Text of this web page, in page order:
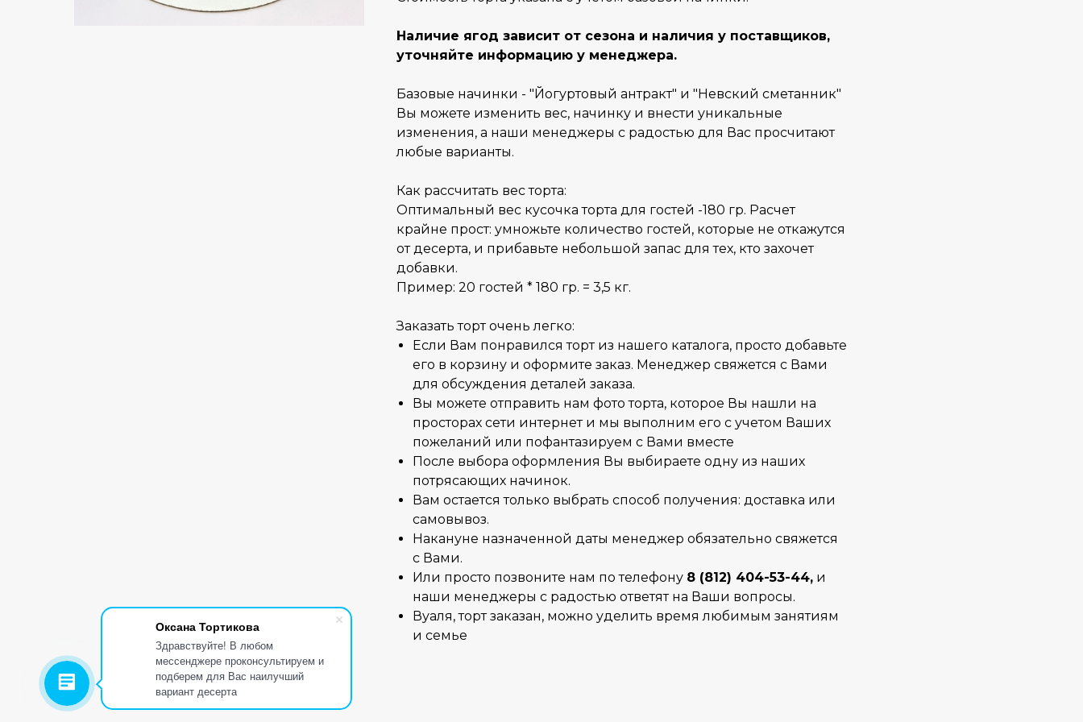
Оксана Тортикова
Здравствуйте! В любом
мессенджере проконсультируем и
подберем для Вас наилучший
вариант десерта
Наличие ягод зависит от сезона и наличия у поставщиков,
уточняйте информацию у менеджера.
Базовые начинки - "Йогуртовый антракт" и "Невский сметанник"
Вы можете изменить вес, начинку и внести уникальные
изменения, а наши менеджеры с радостью для Вас просчитают
любые варианты.
Как рассчитать вес торта:
Оптимальный вес кусочка торта для гостей -180 гр. Расчет
крайне прост: умножьте количество гостей, которые не откажутся
от десерта, и прибавьте небольшой запас для тех, кто захочет
добавки.
Пример: 20 гостей * 180 гр. = 3,5 кг.
Заказать торт очень легко:
Если Вам понравился торт из нашего каталога, просто добавьте
его в корзину и оформите заказ. Менеджер свяжется с Вами
для обсуждения деталей заказа.
Вы можете отправить нам фото торта, которое Вы нашли на
просторах сети интернет и мы выполним его с учетом Ваших
пожеланий или пофантазируем с Вами вместе
После выбора оформления Вы выбираете одну из наших
потрясающих начинок.
Вам остается только выбрать способ получения: доставка или
самовывоз.
Накануне назначенной даты менеджер обязательно свяжется
с Вами.
Или просто позвоните нам по телефону 8 (812) 404-53-44, и
наши менеджеры с радостью ответят на Ваши вопросы.
Вуаля, торт заказан, можно уделить время любимым занятиям
и семье